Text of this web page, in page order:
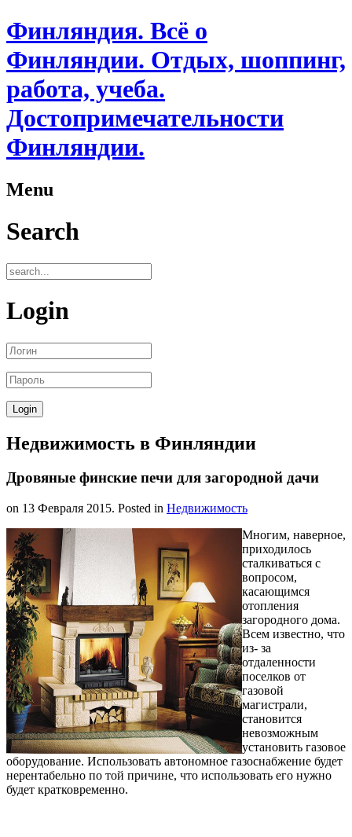
Финляндия. Всё о
Финляндии. Отдых, шоппинг,
работа, учеба.
Достопримечательности
Финляндии.
Menu
Search
Login
Недвижимость в Финляндии
Дровяные финские печи для загородной дачи
on 13 Февраля 2015. Posted in Недвижимость
Многим, наверное,
приходилось
сталкиваться с
вопросом,
касающимся
отопления
загородного дома.
Всем известно, что
из- за
отдаленности
поселков от
газовой
магистрали,
становится
невозможным
установить газовое
оборудование. Использовать автономное газоснабжение будет
нерентабельно по той причине, что использовать его нужно
будет кратковременно.